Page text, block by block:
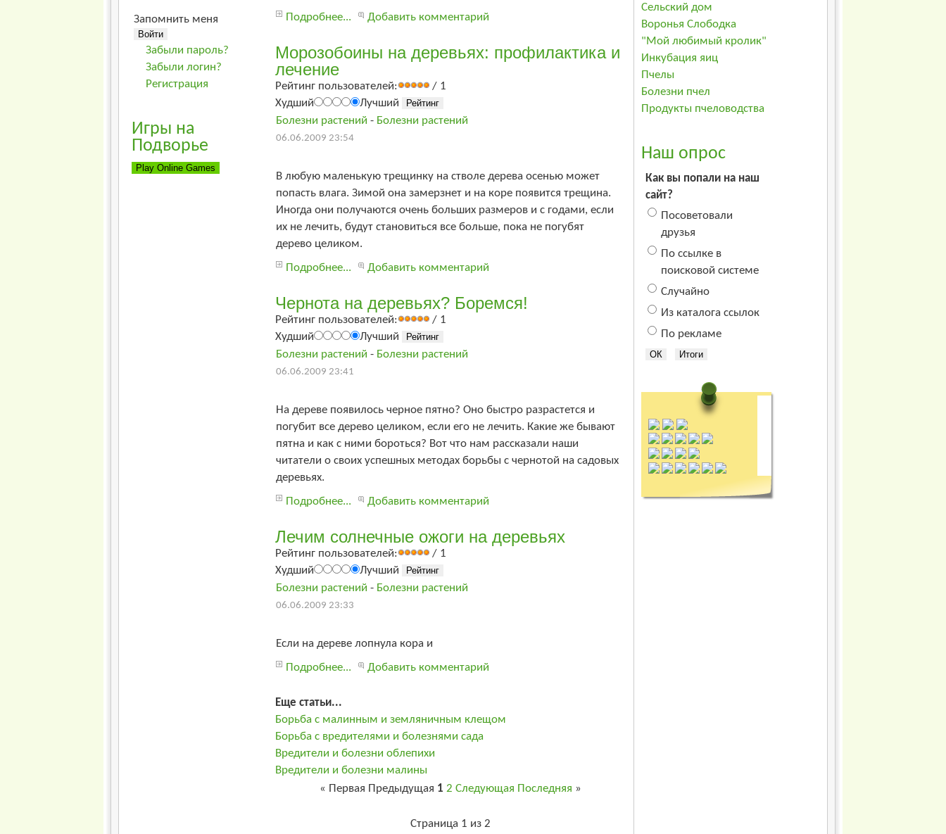
Запомнить меня
Забыли пароль?
Забыли логин?
Регистрация
Игры на
Подворье
Подробнее...
Добавить комментарий
Морозобоины на деревьях: профилактика и
лечение
Рейтинг пользователей:
/ 1
Худший
Лучший
Болезни растений - Болезни растений
06.06.2009 23:54
В любую маленькую трещинку на стволе дерева осенью может
попасть влага. Зимой она замерзнет и на коре появится трещина.
Иногда они получаются очень больших размеров и с годами, если
их не лечить, будут становиться все больше, пока не погубят
дерево целиком.
Подробнее...
Добавить комментарий
Чернота на деревьях? Боремся!
Рейтинг пользователей:
/ 1
Худший
Лучший
Болезни растений - Болезни растений
06.06.2009 23:41
На дереве появилось черное пятно? Оно быстро разрастется и
погубит все дерево целиком, если его не лечить. Какие же бывают
пятна и как с ними бороться? Вот что нам рассказали наши
читатели о своих успешных методах борьбы с чернотой на садовых
деревьях.
Подробнее...
Добавить комментарий
Лечим солнечные ожоги на деревьях
Рейтинг пользователей:
/ 1
Худший
Лучший
Болезни растений - Болезни растений
06.06.2009 23:33
Если на дереве лопнула кора и
Подробнее...
Добавить комментарий
Еще статьи...
Борьба с малинным и земляничным клещом
Борьба с вредителями и болезнями сада
Вредители и болезни облепихи
Вредители и болезни малины
« Первая Предыдущая 1 2 Следующая Последняя »
Страница 1 из 2
Сельский дом
Воронья Слободка
"Мой любимый кролик"
Инкубация яиц
Пчелы
Болезни пчел
Продукты пчеловодства
Наш опрос
Как вы попали на наш
сайт?
Посоветовали
друзья
По ссылке в
поисковой системе
Случайно
Из каталога ссылок
По рекламе